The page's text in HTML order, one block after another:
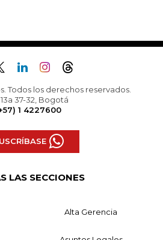
Todos los derechos reservados.
37-32, Bogotá
1 4227600
LAS SECCIONES
Alta Gerencia